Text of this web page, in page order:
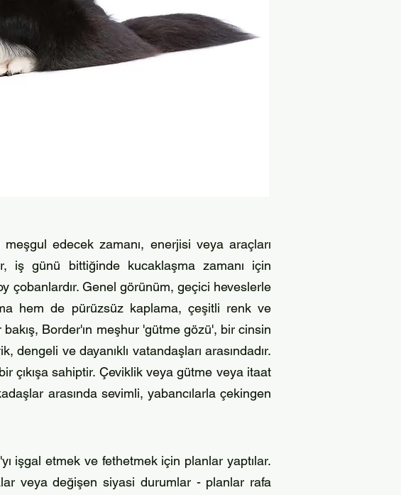
edecek zamanı, enerjisi veya araçları
iş günü bittiğinde kucaklaşma zamanı için
çobanlardır. Genel görünüm, geçici heveslerle
hem de pürüzsüz kaplama, çeşitli renk ve
Border'ın meşhur 'gütme gözü', bir cinsin
dengeli ve dayanıklı vatandaşları arasındadır.
çıkışa sahiptir. Çeviklik veya gütme veya itaat
arasında sevimli, yabancılarla çekingen
işgal etmek ve fethetmek için planlar yaptılar.
veya değişen siyasi durumlar - planlar rafa